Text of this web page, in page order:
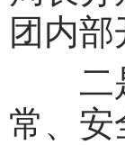
团内
二是
常、安